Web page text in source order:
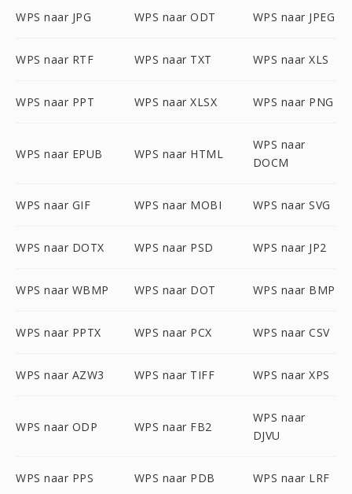
WPS naar JPG WPS naar ODT WPS naar JPEG
WPS naar RTF WPS naar TXT WPS naar XLS
WPS naar PPT WPS naar XLSX WPS naar PNG
WPS naar EPUB WPS naar HTML
WPS naar
DOCM
WPS naar GIF WPS naar MOBI WPS naar SVG
WPS naar DOTX WPS naar PSD WPS naar JP2
WPS naar WBMP WPS naar DOT WPS naar BMP
WPS naar PPTX WPS naar PCX WPS naar CSV
WPS naar AZW3 WPS naar TIFF WPS naar XPS
WPS naar ODP WPS naar FB2
WPS naar
DJVU
WPS naar PPS WPS naar PDB WPS naar LRF